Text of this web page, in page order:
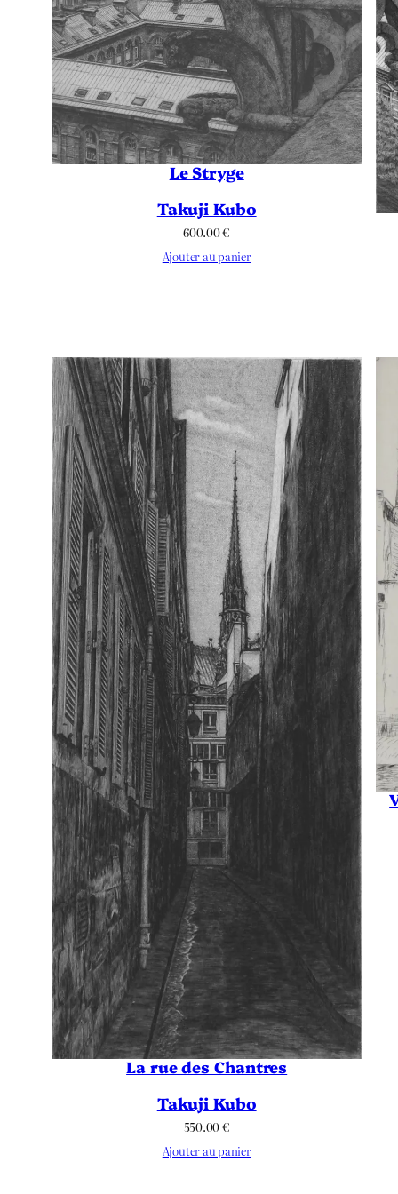
Le Stryge
Takuji Kubo
600.00€
Ajouter au panier
La rue des Chantres
Takuji Kubo
550.00€
Ajouter au panier